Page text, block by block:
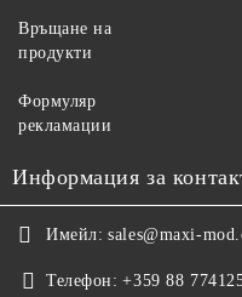
Връщане на
продукти
Формуляр
рекламации
Информация за
Имейл: sales@maxi-
Телефон: +359 88